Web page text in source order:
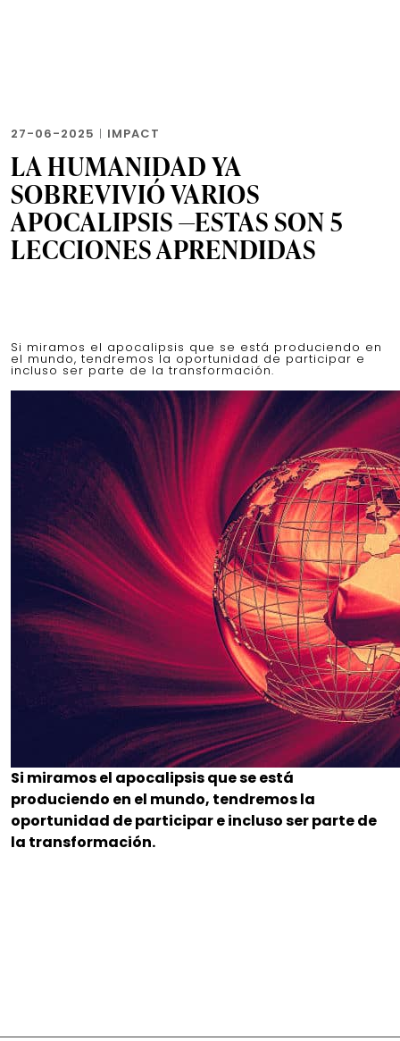
27-06-2025 | IMPACT
LA HUMANIDAD YA
SOBREVIVIÓ VARIOS
APOCALIPSIS —ESTAS SON 5
LECCIONES APRENDIDAS
Si miramos el apocalipsis que se está produciendo en
el mundo, tendremos la oportunidad de participar e
incluso ser parte de la transformación.
Si miramos el apocalipsis que se está
produciendo en el mundo, tendremos la
oportunidad de participar e incluso ser parte de
la transformación.